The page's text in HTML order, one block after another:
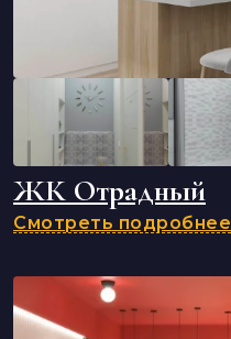
ЖК Отрадный
Смотреть подробнее